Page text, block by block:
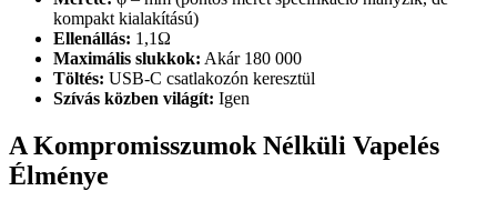
kompakt kialakítású)
Ellenállás: 1,1Ω
Maximális slukkok: Akár 180 000
Töltés: USB-C csatlakozón keresztül
Szívás közben világít: Igen
A Kompromisszumok Nélküli Vapelés
Élménye